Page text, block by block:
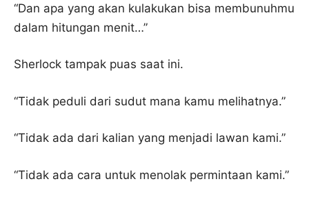
“Dan apa yang akan kulakukan bisa membunuhmu
dalam hitungan menit…”
Sherlock tampak puas saat ini.
“Tidak peduli dari sudut mana kamu melihatnya.”
“Tidak ada dari kalian yang menjadi lawan kami.”
“Tidak ada cara untuk menolak permintaan kami.”